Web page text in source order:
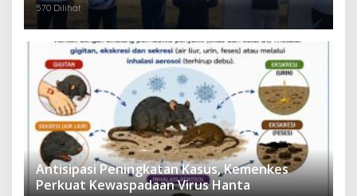
570 Dilihat
Antisipasi Peningkatan Kasus, Kemenkes
Perkuat Kewaspadaan Virus Hanta